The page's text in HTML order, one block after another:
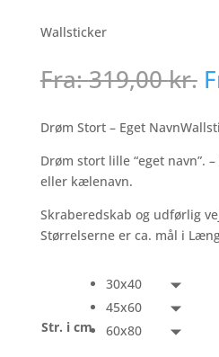
Wallsticker
Fra:319,00kr.
Drøm Stort – Eget
Drøm stort lille “eget navn”.
eller kælenavn.
Skraberedskab og udførlig
Størrelserne er ca. mål i
Str. i cm
30x40
45x60
60x80